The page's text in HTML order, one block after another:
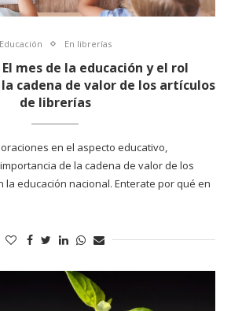
Educación En librerías
mes de la educación y el rol
cadena de valor de los artículos
de librerías
en el aspecto educativo,
de la cadena de valor de los
educación nacional. Enterate por qué en